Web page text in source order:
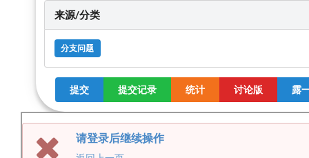
来源/分类
分支问题
提交 提交记录 统计 讨论版 露